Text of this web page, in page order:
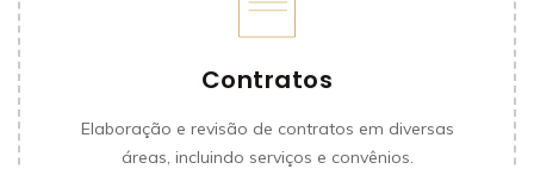
Contratos
Elaboração e revisão de contratos em diversas
áreas, incluindo serviços e convênios.